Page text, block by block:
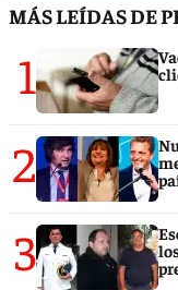
MÁS LEÍDAS DE
1
2
3